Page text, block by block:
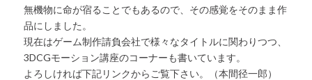
無機物に命が宿ることでもあるので、その感覚をそのまま作
品にしました。
現在はゲーム制作請負会社で様々なタイトルに関わりつつ、
3DCGモーション講座のコーナーも書いています。
よろしければ下記リンクからご覧下さい。（本間径一郎）